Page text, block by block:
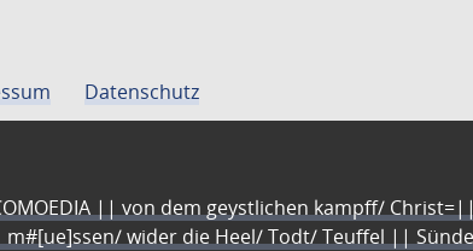
Datenschutz
|| von dem geystlichen kampff/
wider die Heel/ Todt/ Teuffel ||